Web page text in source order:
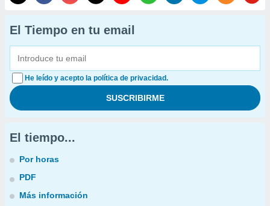
El Tiempo en tu email
He leído y acepto la política de privacidad.
El tiempo...
Por horas
PDF
Más información